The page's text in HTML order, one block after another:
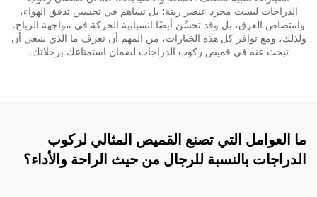
الدراجات ليست مجرد عنصر زينة؛ بل تساهم في تحسين تدفق الهواء،
وامتصاص العرق، بل وقد تحسِّن أيضًا انسيابية الحركة في مواجهة الرياح.
ولذلك، ومع توافر كل هذه الخيارات، من المهم أن تعرف ما الذي ينبغي أن
تبحث عنه في قميص ركوب الدراجات لضمان استمتاعك برحلاتك.
ما العوامل التي تصنع القميص المثالي لركوب
الدراجات بالنسبة للرجال من حيث الراحة والأداء؟